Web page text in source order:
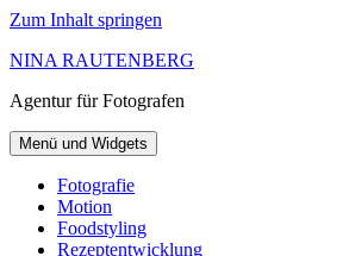
Zum Inhalt springen
NINA RAUTENBERG
Agenturfür Fotografen
Menü und Widgets
Fotografie
Motion
Foodstyling
Rezeptentwicklung